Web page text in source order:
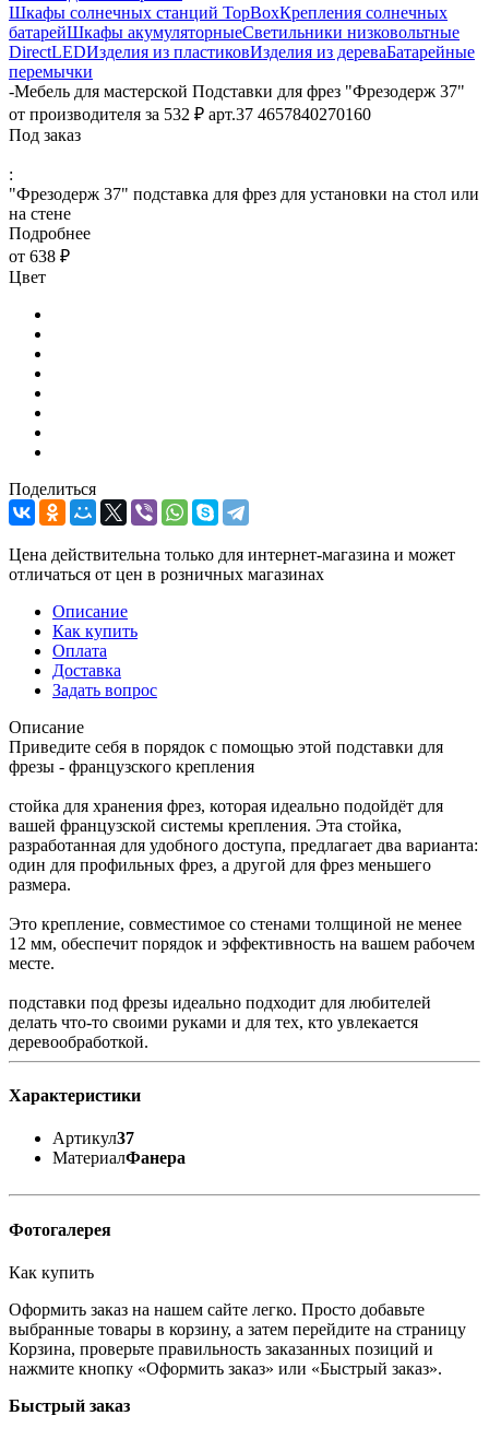
Шкафы солнечных станций TopBoxКрепления солнечных
батарейШкафы акумуляторныеСветильники низковольтные
DirectLEDИзделия из пластиковИзделия из дереваБатарейные
перемычки
-Мебель для мастерской Подставки для фрез "Фрезодерж 37"
от производителя за 532 ₽ арт.37 4657840270160
Под заказ
:
"Фрезодерж 37" подставка для фрез для установки на стол или
на стене
Подробнее
от 638 ₽
Цвет
Поделиться
Цена действительна только для интернет-магазина и может
отличаться от цен в розничных магазинах
Описание
Как купить
Оплата
Доставка
Задать вопрос
Описание
Приведите себя в порядок с помощью этой подставки для
фрезы - французского крепления
стойка для хранения фрез, которая идеально подойдёт для
вашей французской системы крепления. Эта стойка,
разработанная для удобного доступа, предлагает два варианта:
один для профильных фрез, а другой для фрез меньшего
размера.
Это крепление, совместимое со стенами толщиной не менее
12 мм, обеспечит порядок и эффективность на вашем рабочем
месте.
подставки под фрезы идеально подходит для любителей
делать что-то своими руками и для тех, кто увлекается
деревообработкой.
Характеристики
Артикул37
МатериалФанера
Фотогалерея
Как купить
Оформить заказ на нашем сайте легко. Просто добавьте
выбранные товары в корзину, а затем перейдите на страницу
Корзина, проверьте правильность заказанных позиций и
нажмите кнопку «Оформить заказ» или «Быстрый заказ».
Быстрый заказ